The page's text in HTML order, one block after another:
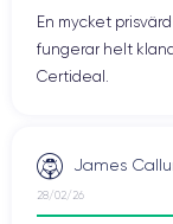
En mycket
fungerar helt
Certideal.
James
28/02/26